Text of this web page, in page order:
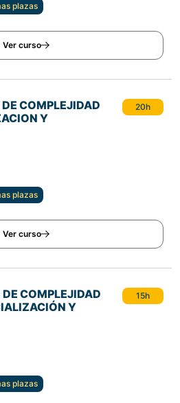
plazas
Ver curso
COMPLEJIDAD
Y
20h
plazas
Ver curso
COMPLEJIDAD
Y
15h
plazas